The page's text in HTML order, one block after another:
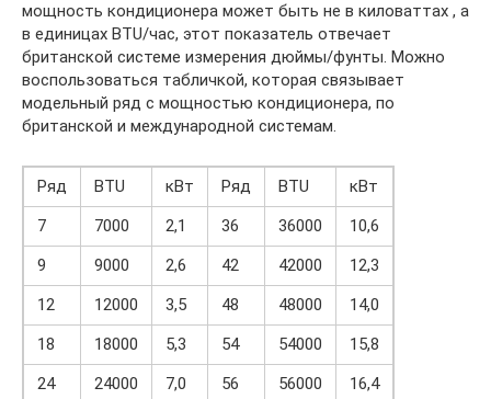
мощность кондиционера может быть не в киловаттах , а
в единицах BTU/час, этот показатель отвечает
британской системе измерения дюймы/фунты. Можно
воспользоваться табличкой, которая связывает
модельный ряд с мощностью кондиционера, по
британской и международной системам.
Ряд BTU кВт Ряд BTU
кВт
7
7000 2,1 36 36000
10,6
9
9000 2,6 42 42000
12,3
12
12000 3,5 48 48000
14,0
18
18000 5,3 54 54000
15,8
24
24000 7,0 56 56000
16,4